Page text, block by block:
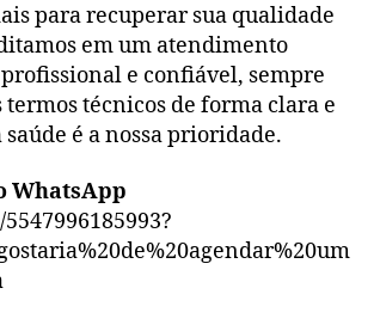
para recuperar sua qualidade
em um atendimento
e confiável, sempre
técnicos de forma clara e
saúde é a nossa prioridade.
WhatsApp